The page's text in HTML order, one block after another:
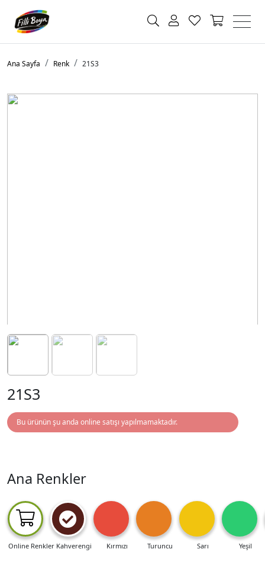
Ana Sayfa Renk 21S3
21S3
Bu ürünün şu anda online satışı yapılmamaktadır.
Ana Renkler
Online Renkler Kahverengi Kırmızı Turuncu Sarı Yeşil